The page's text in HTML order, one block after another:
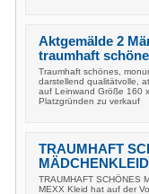
Aktgemälde 2
traumhaft
Traumhaft schönes,
darstellend qualitätvolle,
auf Leinwand Größe 160
Platzgründen zu verkauf
TRAUMHAFT
TRAUMHAFT SCHÖNES
MEXX Kleid hat auf der